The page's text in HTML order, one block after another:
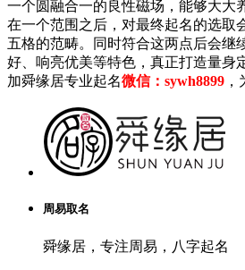
一个圆融合一的良性磁场，能够大大
在一个范围之后，对最终起名的选取
五格的范畴。同时符合这两点后会继
好、响亮优美等特色，真正打造量身
加舜缘居专业起名微信：sywh8899
周易取名
舜缘居，专注周易，八字起名